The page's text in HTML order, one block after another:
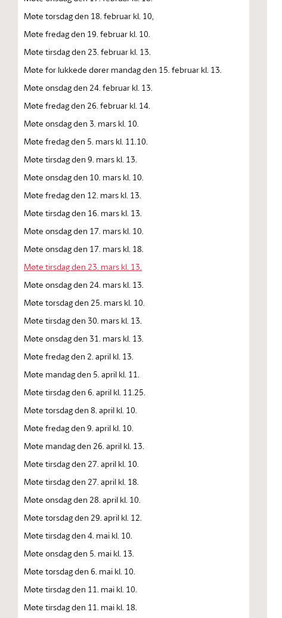
Møte torsdag den 18. februar kl. 10,
Møte fredag den 19. februar kl. 10.
Møte tirsdag den 23. februar kl. 13.
Møte for lukkede dører mandag den 15. februar kl. 13.
Møte onsdag den 24. februar kl. 13.
Møte fredag den 26. februar kl. 14.
Møte onsdag den 3. mars kl. 10.
Møte fredag den 5. mars kl. 11.10.
Møte tirsdag den 9. mars kl. 13.
Møte onsdag den 10. mars kl. 10.
Møte fredag den 12. mars kl. 13.
Møte tirsdag den 16. mars kl. 13.
Møte onsdag den 17. mars kl. 10.
Møte onsdag den 17. mars kl. 18.
Møte tirsdag den 23. mars kl. 13.
Møte onsdag den 24. mars kl. 13.
Møte torsdag den 25. mars kl. 10.
Møte tirsdag den 30. mars kl. 13.
Møte onsdag den 31. mars kl. 13.
Møte fredag den 2. april kl. 13.
Møte mandag den 5. april kl. 11.
Møte tirsdag den 6. april kl. 11.25.
Møte torsdag den 8. april kl. 10.
Møte fredag den 9. april kl. 10.
Møte mandag den 26. april kl. 13.
Møte tirsdag den 27. april kl. 10.
Møte tirsdag den 27. april kl. 18.
Møte onsdag den 28. april kl. 10.
Møte torsdag den 29. april kl. 12.
Møte tirsdag den 4. mai kl. 10.
Møte onsdag den 5. mai kl. 13.
Møte torsdag den 6. mai kl. 10.
Møte tirsdag den 11. mai kl. 10.
Møte tirsdag den 11. mai kl. 18.